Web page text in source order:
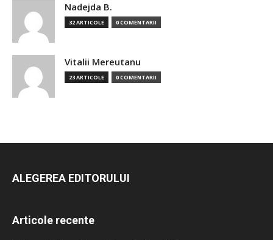
Nadejda B.
32 ARTICOLE 0 COMENTARII
Vitalii Mereutanu
23 ARTICOLE 0 COMENTARII
ALEGEREA EDITORULUI
Articole recente